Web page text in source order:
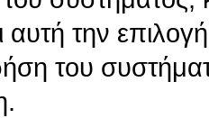
αυτή την
του